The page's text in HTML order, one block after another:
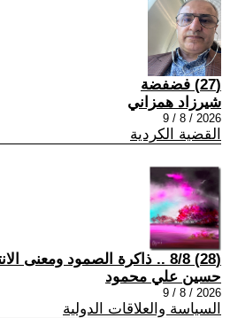
(27) فضفضة
شيرزاد همزاني
2026 / 8 / 9
القضية الكردية
(28) 8/8 .. ذاكرة الصمود ومعنى الانتصار
حسين علي محمود
2026 / 8 / 9
السياسة والعلاقات الدولية